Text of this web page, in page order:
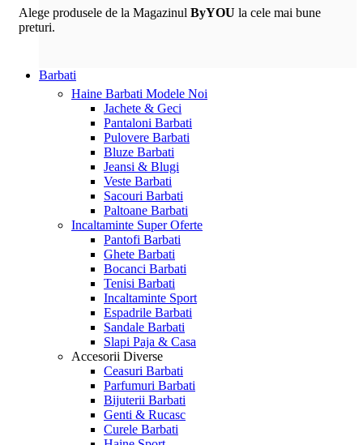
Alege produsele de la Magazinul ByYOU la cele mai bune
preturi.
Barbati
Haine Barbati Modele Noi
Jachete & Geci
Pantaloni Barbati
Pulovere Barbati
Bluze Barbati
Jeansi & Blugi
Veste Barbati
Sacouri Barbati
Paltoane Barbati
Incaltaminte Super Oferte
Pantofi Barbati
Ghete Barbati
Bocanci Barbati
Tenisi Barbati
Incaltaminte Sport
Espadrile Barbati
Sandale Barbati
Slapi Paja & Casa
Accesorii Diverse
Ceasuri Barbati
Parfumuri Barbati
Bijuterii Barbati
Genti & Rucasc
Curele Barbati